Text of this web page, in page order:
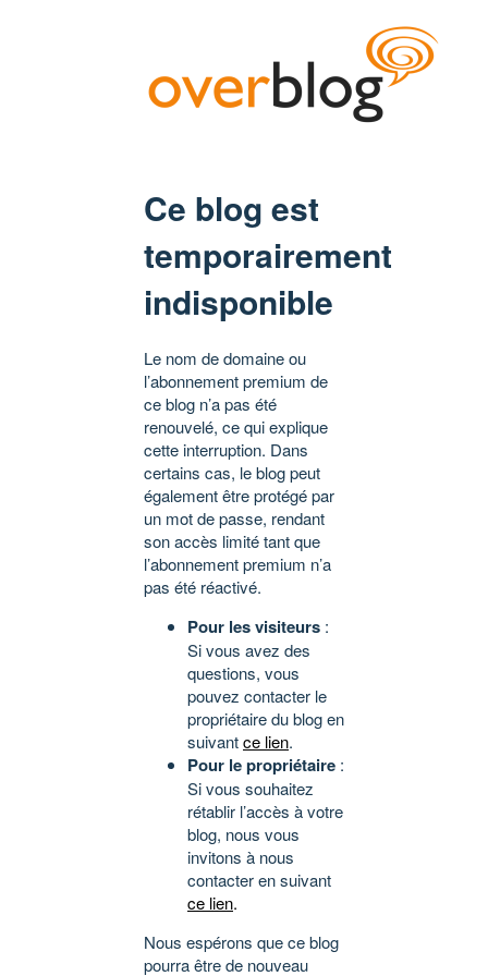
Ce blog est
temporairement
indisponible
Le nom de domaine ou
l’abonnement premium de
ce blog n’a pas été
renouvelé, ce qui explique
cette interruption. Dans
certains cas, le blog peut
également être protégé par
un mot de passe, rendant
son accès limité tant que
l’abonnement premium n’a
pas été réactivé.
Pour les visiteurs :
Si vous avez des
questions, vous
pouvez contacter le
propriétaire du blog en
suivantce lien.
Pour le propriétaire :
Si vous souhaitez
rétablir l’accès à votre
blog, nous vous
invitons à nous
contacter en suivant
ce lien.
Nous espérons que ce blog
pourra être de nouveau